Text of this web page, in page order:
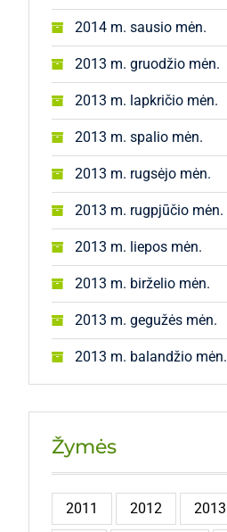
2014 m. sausio mėn.
2013 m. gruodžio mėn.
2013 m. lapkričio mėn.
2013 m. spalio mėn.
2013 m. rugsėjo mėn.
2013 m. rugpjūčio mėn.
2013 m. liepos mėn.
2013 m. birželio mėn.
2013 m. gegužės mėn.
2013 m. balandžio mėn.
Žymės
2011 2012 2013